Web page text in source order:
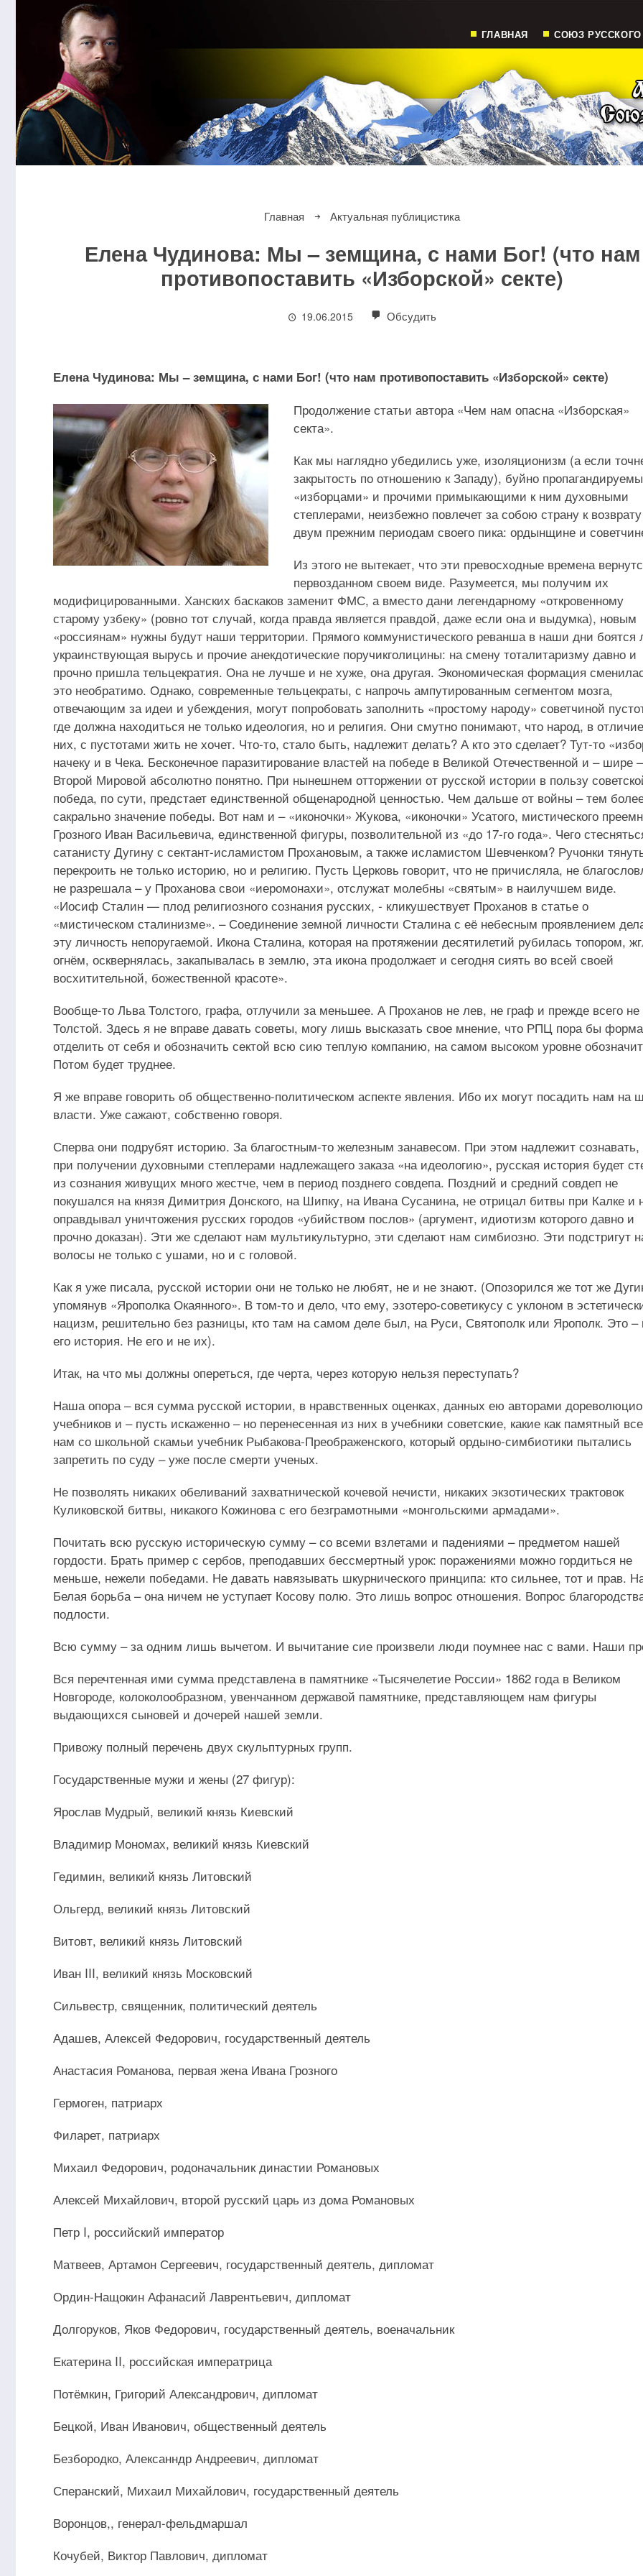
ГЛАВНАЯ СОЮЗ
Главная Актуальная публицистика
Елена Чудинова: Мы – земщина, с нами Бог! (что нам
противопоставить «Изборской» секте)
19.06.2015 Обсудить
Елена Чудинова: Мы – земщина, с нами Бог! (что нам противопоставить «Изборской» секте)
Продолжение статьи автора «Чем нам опасна «Изборская»
секта».
Как мы наглядно убедились уже, изоляционизм (а если
закрытость по отношению к Западу), буйно
«изборцами» и прочими примыкающими к ним духовными
степлерами, неизбежно повлечет за собою страну к
двум прежним периодам своего пика: ордынщине и
Из этого не вытекает, что эти превосходные времена
первозданном своем виде. Разумеется, мы получим их
модифицированными. Ханских баскаков заменит ФМС, а вместо дани легендарному «откровенному
старому узбеку» (ровно тот случай, когда правда является правдой, даже если она и выдумка), новым
«россиянам» нужны будут наши территории. Прямого коммунистического реванша в наши дни боятся
украинствующая вырусь и прочие анекдотические поручикголицины: на смену тоталитаризму давно и
прочно пришла тельцекратия. Она не лучше и не хуже, она другая. Экономическая формация
это необратимо. Однако, современные тельцекраты, с напрочь ампутированным сегментом мозга,
отвечающим за идеи и убеждения, могут попробовать заполнить «простому народу» советчиной
где должна находиться не только идеология, но и религия. Они смутно понимают, что народ, в
них, с пустотами жить не хочет. Что-то, стало быть, надлежит делать? А кто это сделает? Тут-то
начеку и в Чека. Бесконечное паразитирование властей на победе в Великой Отечественной и – шире –
Второй Мировой абсолютно понятно. При нынешнем отторжении от русской истории в пользу
победа, по сути, предстает единственной общенародной ценностью. Чем дальше от войны – тем
сакрально значение победы. Вот нам и – «иконочки» Жукова, «иконочки» Усатого, мистического
Грозного Иван Васильевича, единственной фигуры, позволительной из «до 17-го года». Чего
сатанисту Дугину с сектант-исламистом Прохановым, а также исламистом Шевченком? Ручонки
перекроить не только историю, но и религию. Пусть Церковь говорит, что не причисляла, не
не разрешала – у Проханова свои «иеромонахи», отслужат молебны «святым» в наилучшем виде.
«Иосиф Сталин — плод религиозного сознания русских, - кликушествует Проханов в статье о
«мистическом сталинизме». – Соединение земной личности Сталина с её небесным проявлением
эту личность непоругаемой. Икона Сталина, которая на протяжении десятилетий рубилась топором,
огнём, осквернялась, закапывалась в землю, эта икона продолжает и сегодня сиять во всей своей
восхитительной, божественной красоте».
Вообще-то Льва Толстого, графа, отлучили за меньшее. А Проханов не лев, не граф и прежде всего не
Толстой. Здесь я не вправе давать советы, могу лишь высказать свое мнение, что РПЦ пора бы
отделить от себя и обозначить сектой всю сию теплую компанию, на самом высоком уровне
Потом будет труднее.
Я же вправе говорить об общественно-политическом аспекте явления. Ибо их могут посадить нам на
власти. Уже сажают, собственно говоря.
Сперва они подрубят историю. За благостным-то железным занавесом. При этом надлежит сознавать,
при получении духовными степлерами надлежащего заказа «на идеологию», русская история будет
из сознания живущих много жестче, чем в период позднего совдепа. Поздний и средний совдеп не
покушался на князя Димитрия Донского, на Шипку, на Ивана Сусанина, не отрицал битвы при Калке и
оправдывал уничтожения русских городов «убийством послов» (аргумент, идиотизм которого давно и
прочно доказан). Эти же сделают нам мультикультурно, эти сделают нам симбиозно. Эти подстригут
волосы не только с ушами, но и с головой.
Как я уже писала, русской истории они не только не любят, не и не знают. (Опозорился же тот же
упомянув «Ярополка Окаянного». В том-то и дело, что ему, эзотеро-советикусу с уклоном в
нацизм, решительно без разницы, кто там на самом деле был, на Руси, Святополк или Ярополк. Это –
его история. Не его и не их).
Итак, на что мы должны опереться, где черта, через которую нельзя переступать?
Наша опора – вся сумма русской истории, в нравственных оценках, данных ею авторами
учебников и – пусть искаженно – но перенесенная из них в учебники советские, какие как памятный
нам со школьной скамьи учебник Рыбакова-Преображенского, который ордыно-симбиотики пытались
запретить по суду – уже после смерти ученых.
Не позволять никаких обеливаний захватнической кочевой нечисти, никаких экзотических трактовок
Куликовской битвы, никакого Кожинова с его безграмотными «монгольскими армадами».
Почитать всю русскую историческую сумму – со всеми взлетами и падениями – предметом нашей
гордости. Брать пример с сербов, преподавших бессмертный урок: поражениями можно гордиться не
меньше, нежели победами. Не давать навязывать шкурнического принципа: кто сильнее, тот и прав.
Белая борьба – она ничем не уступает Косову полю. Это лишь вопрос отношения. Вопрос
подлости.
Всю сумму – за одним лишь вычетом. И вычитание сие произвели люди поумнее нас с вами. Наши
Вся перечтенная ими сумма представлена в памятнике «Тысячелетие России» 1862 года в Великом
Новгороде, колоколообразном, увенчанном державой памятнике, представляющем нам фигуры
выдающихся сыновей и дочерей нашей земли.
Привожу полный перечень двух скульптурных групп.
Государственные мужи и жены (27 фигур):
Ярослав Мудрый, великий князь Киевский
Владимир Мономах, великий князь Киевский
Гедимин, великий князь Литовский
Ольгерд, великий князь Литовский
Витовт, великий князь Литовский
Иван III, великий князь Московский
Сильвестр, священник, политический деятель
Адашев, Алексей Федорович, государственный деятель
Анастасия Романова, первая жена Ивана Грозного
Гермоген, патриарх
Филарет, патриарх
Михаил Федорович, родоначальник династии Романовых
Алексей Михайлович, второй русский царь из дома Романовых
Петр I, российский император
Матвеев, Артамон Сергеевич, государственный деятель, дипломат
Ордин-Нащокин Афанасий Лаврентьевич, дипломат
Долгоруков, Яков Федорович, государственный деятель, военачальник
Екатерина II, российская императрица
Потёмкин, Григорий Александрович, дипломат
Бецкой, Иван Иванович, общественный деятель
Безбородко, Алексанндр Андреевич, дипломат
Сперанский, Михаил Михайлович, государственный деятель
Воронцов,, генерал-фельдмаршал
Кочубей, Виктор Павлович, дипломат